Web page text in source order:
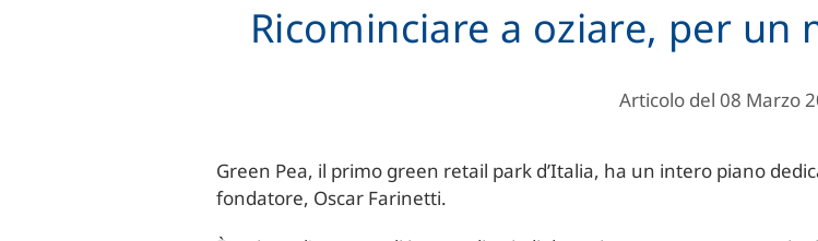
Ricominciare a oziare, per
Articolo del 08 Marzo
Green Pea, il primo green retail park d’Italia, ha un intero piano
fondatore, Oscar Farinetti.